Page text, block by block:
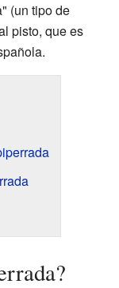
(un tipo de
pisto, que es